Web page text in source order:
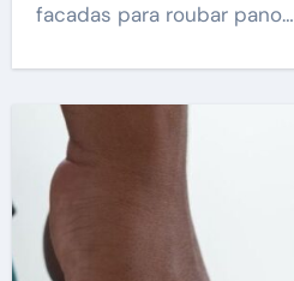
facadas para roubar pano…